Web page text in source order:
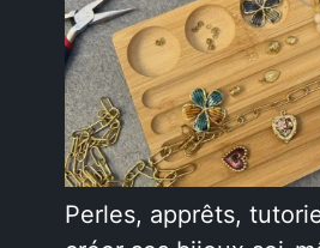
Perles, apprêts,